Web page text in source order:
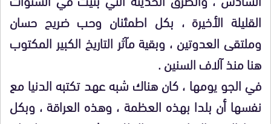
القليلة الأخيرة ، بكل اطمئنان وحب ضريح حسان
وملتقى العدوتين ، وبقية مآثر التاريخ الكبير المكتوب
هنا منذ آلاف السنين .
في الجو يومها ، كان هناك شبه عهد تكتبه الدنيا مع
نفسها أن بلدا بهذه العظمة ، وهذه العراقة ، وبكل